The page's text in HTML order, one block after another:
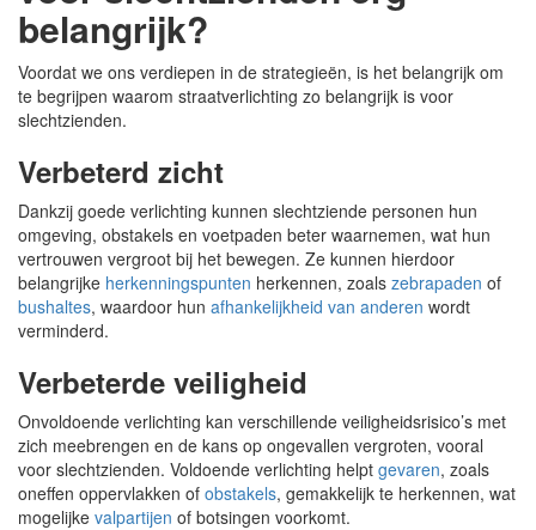
belangrijk?
Voordat we ons verdiepen in de strategieën, is het belangrijk om
te begrijpen waarom straatverlichting zo belangrijk is voor
slechtzienden.
Verbeterd zicht
Dankzij goede verlichting kunnen slechtziende personen hun
omgeving, obstakels en voetpaden beter waarnemen, wat hun
vertrouwen vergroot bij het bewegen. Ze kunnen hierdoor
belangrijke herkenningspunten herkennen, zoals zebrapaden of
bushaltes, waardoor hun afhankelijkheid van anderen wordt
verminderd.
Verbeterde veiligheid
Onvoldoende verlichting kan verschillende veiligheidsrisico’s met
zich meebrengen en de kans op ongevallen vergroten, vooral
voor slechtzienden. Voldoende verlichting helpt gevaren, zoals
oneffen oppervlakken of obstakels, gemakkelijk te herkennen, wat
mogelijke valpartijen of botsingen voorkomt.